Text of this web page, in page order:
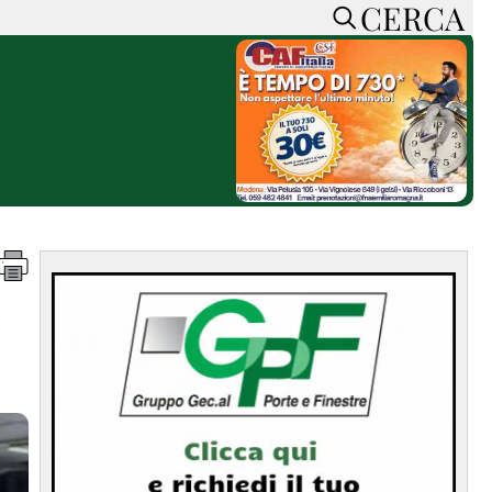
CERCA
ACCEDI o REGISTRATI
CONTATTI
SOSTIENI LA PRESSA
CONOSCI LA PRESSA
COOKIE POLICY
PRIVACY POLICY
FEED RSS
MAPPA DEL SITO
NORMATIVE
DEONTOLOGICHE
CERCA